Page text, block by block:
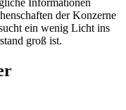
Informationen
der Konzerne
ein wenig Licht ins
groß ist.